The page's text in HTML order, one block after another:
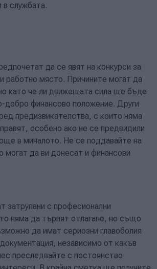
в службата.
да се явят на конкурси за
работно място. Причините могат да
като че ли движещата сила ще бъде
добро финансово положение. Други
предизвикателства, с които няма
особено ако не се предвидили
в миналото. Не се поддавайте на
могат да ви донесат и финансови
затрупани с професионални
няма да търпят отлагане, но също
да имат сериозни главоболия
независимо от какъв
преследвайте с постоянство